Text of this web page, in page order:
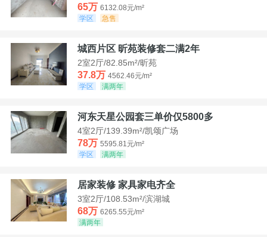
65万 6132.08元/m²
学区
急售
城西片区 昕苑装修套二满2年
2室2厅/82.85m²/昕苑
37.8万 4562.46元/m²
学区
满两年
河东天星公园套三单价仅5800多
4室2厅/139.39m²/凯颂广场
78万 5595.81元/m²
学区
满两年
居家装修 家具家电齐全
3室2厅/108.53m²/滨湖城
68万 6265.55元/m²
满两年